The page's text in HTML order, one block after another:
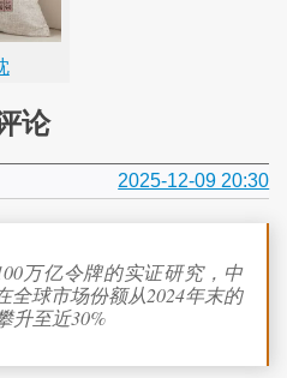
论
2025-12-09 20:30
万亿令牌的实证研究，中
全球市场份额从2024年末的
升至近30%